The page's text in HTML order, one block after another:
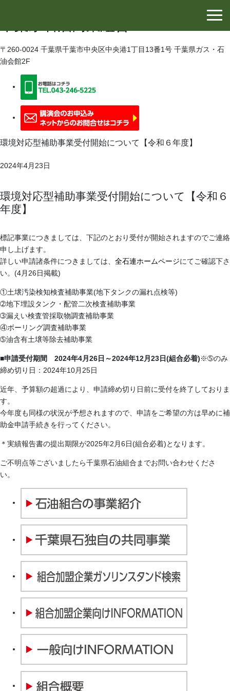
〒260-0024 千葉県千葉市中央区中央港1丁目13番1号 千葉県ガス・石
油会館2F
環境対応型補助事業受付開始について【令和６年度】
2024年4月23日
環境対応型補助事業受付開始について【令和６
年度】
標記事業につきましては、下記のとおり受付が開始されますのでご連絡
申し上げます。
詳しい申請諸条件につきましては、 全石連ホームページにてご確認下さ
い。(4月26日掲載)
①土壌汚染検知検査補助事業(地下タンクの漏れ点検等)
➁地下埋設タンク・配管二次検査補助事業
➂漏えい検査管採取物調査補助事業
④ボーリング調査補助事業
➄油含有土壌等除去補助事業
■申請受付期間 2024年4月26日～2024年12月23日(組合必着)※➄のみ
締め切り日：2024年10月25日
近年、予算額の超過により、申請締め切り日前に受付を終了しておりま
す。
今年度も同様の状況が予想されますので、申請をご希望の方は早めに補
助金申請手続きを行ってください。
＊実績報告書の提出期限が2025年2月6日(組合必着)となります。
ご不明点等ございましたら千葉県石油組合までお問い合わせくださ
い。